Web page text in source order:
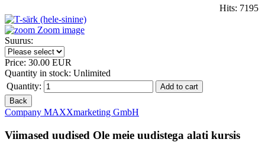
Hits: 7195
Zoom image
Suurus:
Price: 30.00 EUR
Quantity in stock: Unlimited
Quantity:
Company MAXXmarketing GmbH
Viimased uudised Ole meie uudistega alati kursis